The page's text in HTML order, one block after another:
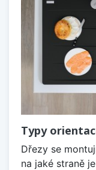
Typy
Dřezy se
na jaké straně